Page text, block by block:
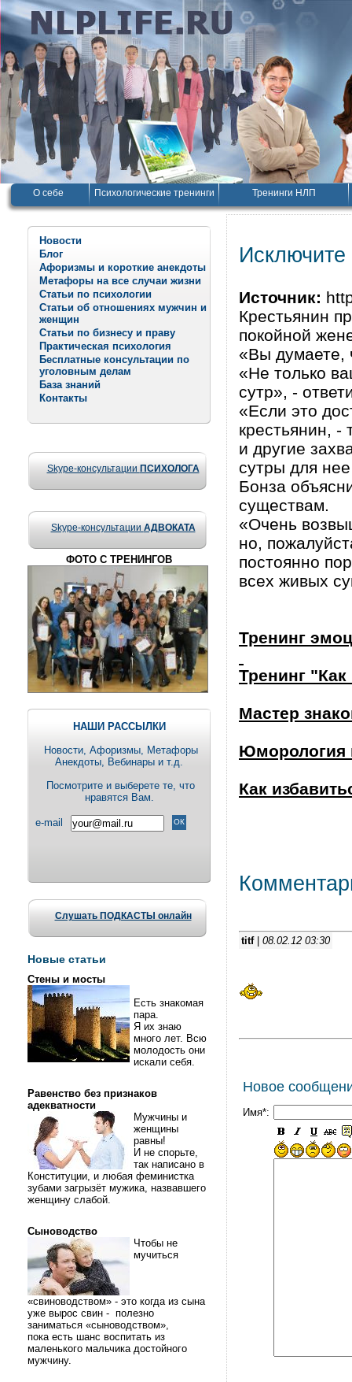
О себе Психологические тренинги Тренинги НЛП
Новости
Блог
Афоризмы и короткие анекдоты
Метафоры на все случаи жизни
Статьи по психологии
Статьи об отношениях мужчин и
женщин
Статьи по бизнесу и праву
Практическая психология
Бесплатные консультации по
уголовным делам
База знаний
Контакты
Skype-консультации ПСИХОЛОГА
Skype-консультации АДВОКАТА
ФОТО С ТРЕНИНГОВ
НАШИ РАССЫЛКИ
Новости, Aфоризмы, Метафоры
Анекдоты, Вебинары и т.д.
Посмотрите и выберете те, что
нравятся Вам.
e-mail
Слушать ПОДКАСТЫ онлайн
Новые статьи
Стены и мосты
Есть знакомая
пара.
Я их знаю
много лет. Всю
молодость они
искали себя.
Равенство без признаков
адекватности
Мужчины и
женщины
равны!
И не спорьте,
так написано в
Конституции, и любая феминистка
зубами загрызёт мужика, назвавшего
женщину слабой.
Сыноводство
Чтобы не
мучиться
«свиноводством» - это когда из сына
уже вырос свин - полезно
заниматься «сыноводством»,
пока есть шанс воспитать из
маленького мальчика достойного
мужчину.
Исключите
Источник:
Крестьянин
покойной
«Вы думаете,
«Не только
сутр», -
«Если это
крестьянин, -
и другие
сутры для
Бонза
существам.
«Очень
но,
постоянно
всех живых
Тренинг
Тренинг
Мастер
Юморология
Как
titf 08.02.12 03:30
Новое
Имя*: